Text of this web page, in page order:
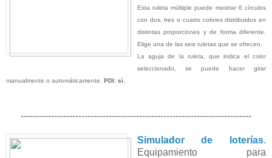
Esta ruleta múltiple puede mostrar 6 círculos
con dos, tres o cuatro colores distribuidos en
distintas proporciones y de forma diferente.
Elige una de las seis ruletas que se ofrecen.
La aguja de la ruleta, que indica el color
seleccionado, se puede hacer girar
manualmente o automáticamente. PDI: sí.
----------------------------------------------------------------------------
Simulador de loterías.
Equipamiento para